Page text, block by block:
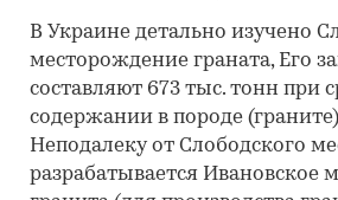
В Украине детально изучено
месторождение граната, Его
составляют 673 тыс. тонн при
содержании в породе (граните)
Неподалеку от Слободского
разрабатывается Ивановское